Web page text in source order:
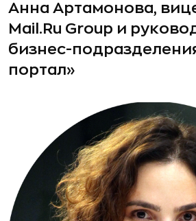
Анна Артамонова,
Mail.Ru Group и
бизнес-
портал»